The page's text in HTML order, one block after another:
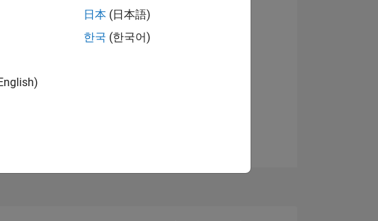
日本 (日本語)
한국 (한국어)